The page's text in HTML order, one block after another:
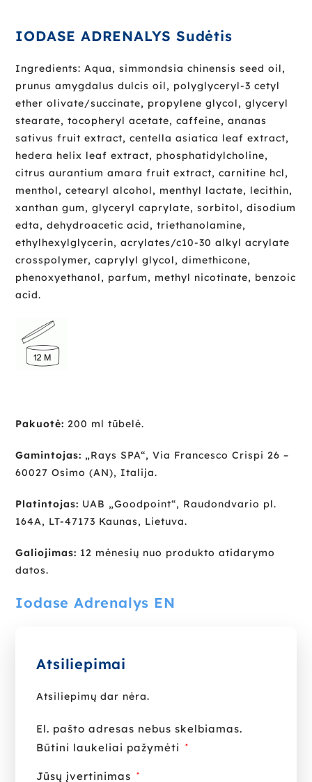
IODASE ADRENALYS Sudėtis
Ingredients: Aqua, simmondsia chinensis seed oil,
prunus amygdalus dulcis oil, polyglyceryl-3 cetyl
ether olivate/succinate, propylene glycol, glyceryl
stearate, tocopheryl acetate, caffeine, ananas
sativus fruit extract, centella asiatica leaf extract,
hedera helix leaf extract, phosphatidylcholine,
citrus aurantium amara fruit extract, carnitine hcl,
menthol, cetearyl alcohol, menthyl lactate, lecithin,
xanthan gum, glyceryl caprylate, sorbitol, disodium
edta, dehydroacetic acid, triethanolamine,
ethylhexylglycerin, acrylates/c10-30 alkyl acrylate
crosspolymer, caprylyl glycol, dimethicone,
phenoxyethanol, parfum, methyl nicotinate, benzoic
acid.
Pakuotė: 200 ml tūbelė.
Gamintojas: „Rays SPA“, Via Francesco Crispi 26 –
60027 Osimo (AN), Italija.
Platintojas: UAB „Goodpoint“, Raudondvario pl.
164A, LT-47173 Kaunas, Lietuva.
Galiojimas: 12 mėnesių nuo produkto atidarymo
datos.
Iodase Adrenalys EN
Atsiliepimai
Atsiliepimų dar nėra.
El. pašto adresas nebus skelbiamas.
Būtini laukeliai pažymėti
*
Jūsų įvertinimas *